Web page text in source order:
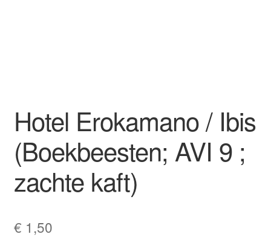
Hotel Erokamano / Ibis
(Boekbeesten; AVI 9 ;
zachte kaft)
€ 1,50